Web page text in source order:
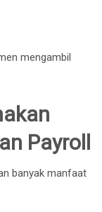
mengambil
Payroll
banyak manfaat